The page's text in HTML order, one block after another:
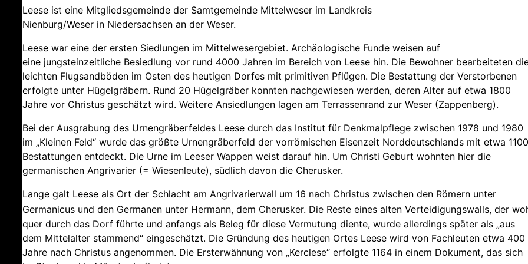
Leese ist eine Mitgliedsgemeinde der Samtgemeinde Mittelweser im Landkreis
Nienburg/Weser in Niedersachsen an der Weser.
Leese war eine der ersten Siedlungen im Mittelwesergebiet. Archäologische Funde weisen auf
eine jungsteinzeitliche Besiedlung vor rund 4000 Jahren im Bereich von Leese hin. Die Bewohner bearbeiteten
leichten Flugsandböden im Osten des heutigen Dorfes mit primitiven Pflügen. Die Bestattung der Verstorbenen
erfolgte unter Hügelgräbern. Rund 20 Hügelgräber konnten nachgewiesen werden, deren Alter auf etwa 1800
Jahre vor Christus geschätzt wird. Weitere Ansiedlungen lagen am Terrassenrand zur Weser (Zappenberg).
Bei der Ausgrabung des Urnengräberfeldes Leese durch das Institut für Denkmalpflege zwischen 1978 und 1980
im „Kleinen Feld“ wurde das größte Urnengräberfeld der vorrömischen Eisenzeit Norddeutschlands mit etwa 1100
Bestattungen entdeckt. Die Urne im Leeser Wappen weist darauf hin. Um Christi Geburt wohnten hier die
germanischen Angrivarier (= Wiesenleute), südlich davon die Cherusker.
Lange galt Leese als Ort der Schlacht am Angrivarierwall um 16 nach Christus zwischen den Römern unter
Germanicus und den Germanen unter Hermann, dem Cherusker. Die Reste eines alten Verteidigungswalls, der
quer durch das Dorf führte und anfangs als Beleg für diese Vermutung diente, wurde allerdings später als „aus
dem Mittelalter stammend“ eingeschätzt. Die Gründung des heutigen Ortes Leese wird von Fachleuten etwa 400
Jahre nach Christus angenommen. Die Ersterwähnung von „Kerclese“ erfolgte 1164 in einem Dokument, das sich